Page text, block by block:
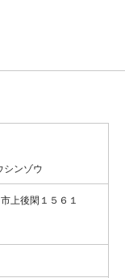
シンゾウ
上後閑１５６１